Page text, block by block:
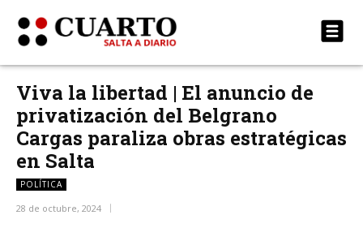
Viva la libertad | El anuncio de
privatización del Belgrano
Cargas paraliza obras estratégicas
en Salta
POLÍTICA
28 de octubre, 2024